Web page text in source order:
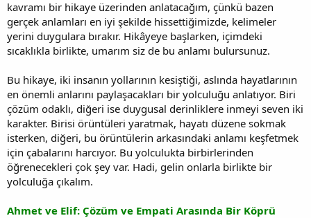
i
kavramı bir hikaye üzerinden anlatacağım, çünkü bazen
gerçek anlamları en iyi şekilde hissettiğimizde, kelimeler
yerini duygulara bırakır. Hikâyeye başlarken, içimdeki
sıcaklıkla birlikte, umarım siz de bu anlamı bulursunuz.
Bu hikaye, iki insanın yollarının kesiştiği, aslında hayatlarının
en önemli anlarını paylaşacakları bir yolculuğu anlatıyor. Biri
çözüm odaklı, diğeri ise duygusal derinliklere inmeyi seven iki
karakter. Birisi örüntüleri yaratmak, hayatı düzene sokmak
isterken, diğeri, bu örüntülerin arkasındaki anlamı keşfetmek
için çabalarını harcıyor. Bu yolculukta birbirlerinden
öğrenecekleri çok şey var. Hadi, gelin onlarla birlikte bir
yolculuğa çıkalım.
Ahmet ve Elif: Çözüm ve Empati Arasında Bir Köprü